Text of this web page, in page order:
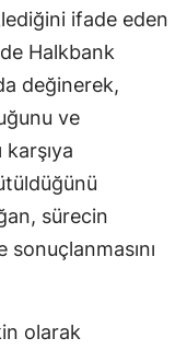
ifade eden
Halkbank
değinerek,
ve
karşıya
sürecin
olarak